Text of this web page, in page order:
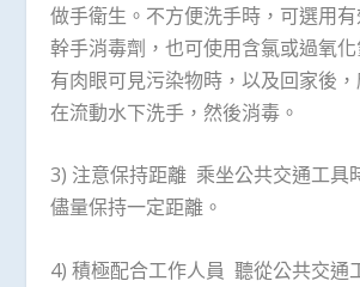
做手衛生。不方便洗手時，可選用
幹手消毒劑，也可使用含氯或過氧化
有肉眼可見污染物時，以及回家後
在流動水下洗手，然後消毒。
3) 注意保持距離 乘坐公共交通工具
儘量保持一定距離。
4) 積極配合工作人員 聽從公共交通